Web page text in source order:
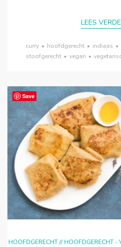
LEES
curry • hoofdgerecht • indiaas •
stoofgerecht • vegan •
HOOFDGERECHT//HOOFDGERECHT -
Save